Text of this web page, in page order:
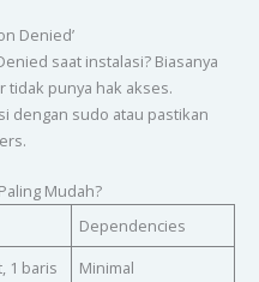
Denied’
saat instalasi? Biasanya
tidak punya hak akses.
dengan sudo atau pastikan
Mudah?
Dependencies
1 baris
Minimal